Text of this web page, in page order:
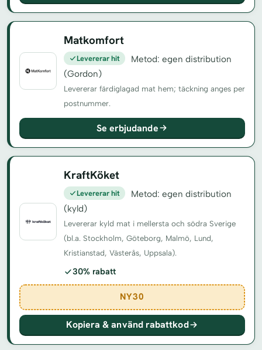
Matkomfort
Levererar hit
Metod: egen distribution
(Gordon)
Levererar färdiglagad mat hem; täckning anges per
postnummer.
Se erbjudande
KraftKöket
Levererar hit
Metod: egen distribution
(kyld)
Levererar kyld mat i mellersta och södra Sverige
(bl.a. Stockholm, Göteborg, Malmö, Lund,
Kristianstad, Västerås, Uppsala).
30% rabatt
NY30
Kopiera & använd rabattkod